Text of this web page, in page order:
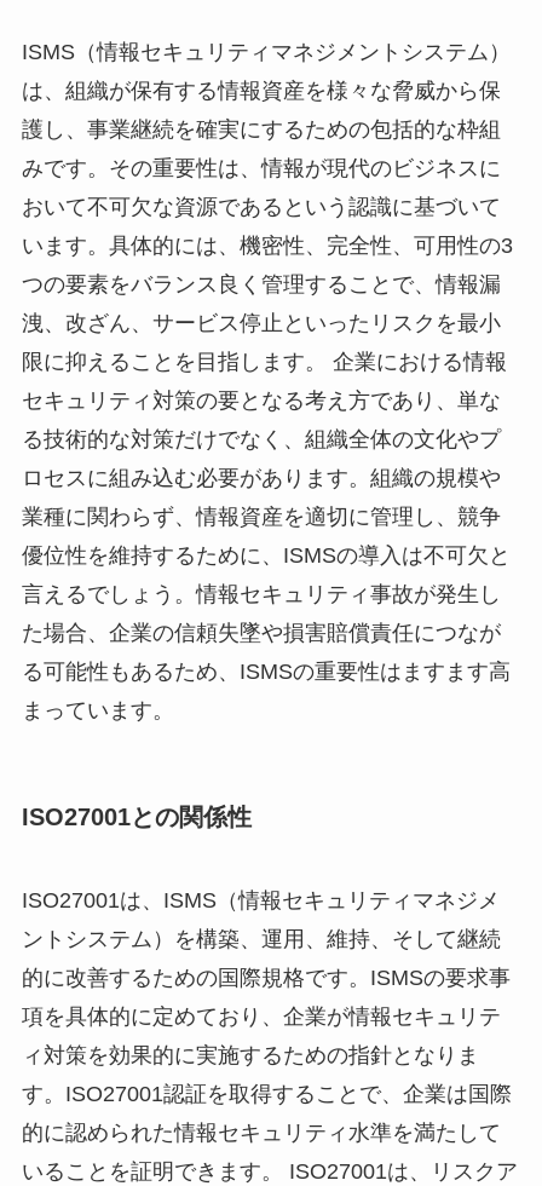
ISMS（情報セキュリティマネジメントシステム）
は、組織が保有する情報資産を様々な脅威から保
護し、事業継続を確実にするための包括的な枠組
みです。その重要性は、情報が現代のビジネスに
おいて不可欠な資源であるという認識に基づいて
います。具体的には、機密性、完全性、可用性の3
つの要素をバランス良く管理することで、情報漏
洩、改ざん、サービス停止といったリスクを最小
限に抑えることを目指します。 企業における情報
セキュリティ対策の要となる考え方であり、単な
る技術的な対策だけでなく、組織全体の文化やプ
ロセスに組み込む必要があります。組織の規模や
業種に関わらず、情報資産を適切に管理し、競争
優位性を維持するために、ISMSの導入は不可欠と
言えるでしょう。情報セキュリティ事故が発生し
た場合、企業の信頼失墜や損害賠償責任につなが
る可能性もあるため、ISMSの重要性はますます高
まっています。
ISO27001との関係性
ISO27001は、ISMS（情報セキュリティマネジメ
ントシステム）を構築、運用、維持、そして継続
的に改善するための国際規格です。ISMSの要求事
項を具体的に定めており、企業が情報セキュリテ
ィ対策を効果的に実施するための指針となりま
す。ISO27001認証を取得することで、企業は国際
的に認められた情報セキュリティ水準を満たして
いることを証明できます。 ISO27001は、リスクア